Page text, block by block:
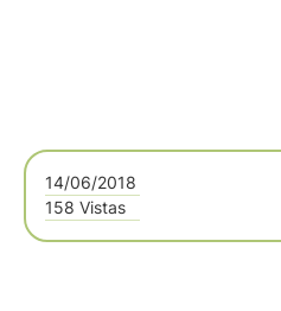
14/06/2018
158 Vistas